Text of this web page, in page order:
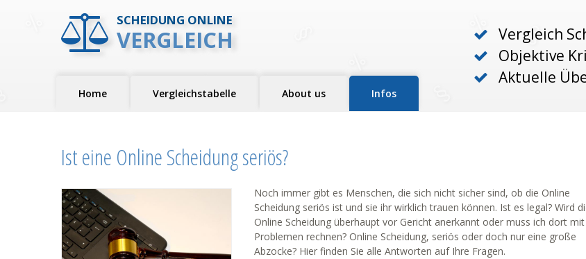
SCHEIDUNG ONLINE
VERGLEICH
Vergleich
Objektive
Aktuelle
Home Vergleichstabelle About us Infos
Ist eine Online Scheidung seriös?
Noch immer gibt es Menschen, die sich nicht sicher sind, ob die Online
Scheidung seriös ist und sie ihr wirklich trauen können. Ist es legal? Wird
Online Scheidung überhaupt vor Gericht anerkannt oder muss ich dort mit
Problemen rechnen? Online Scheidung, seriös oder doch nur eine große
Abzocke? Hier finden Sie alle Antworten auf Ihre Fragen.